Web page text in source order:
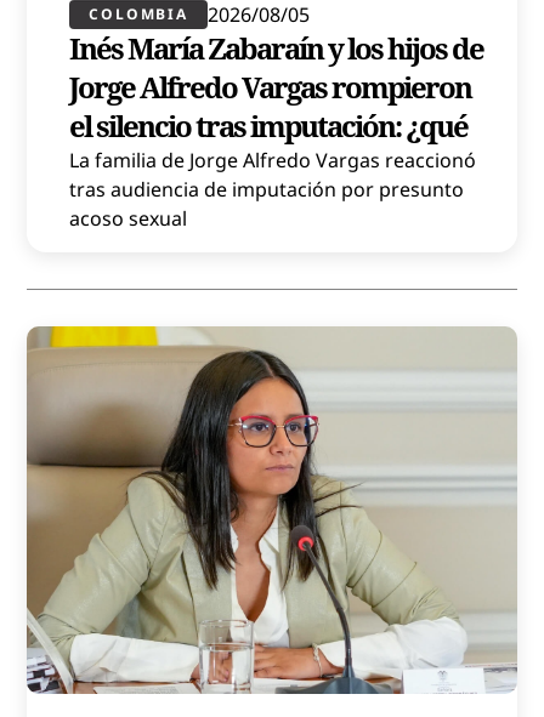
COLOMBIA 2026/08/05
Inés María Zabaraín y los hijos de
Jorge Alfredo Vargas rompieron
el silencio tras imputación: ¿qué
La familia de Jorge Alfredo Vargas reaccionó
tras audiencia de imputación por presunto
acoso sexual